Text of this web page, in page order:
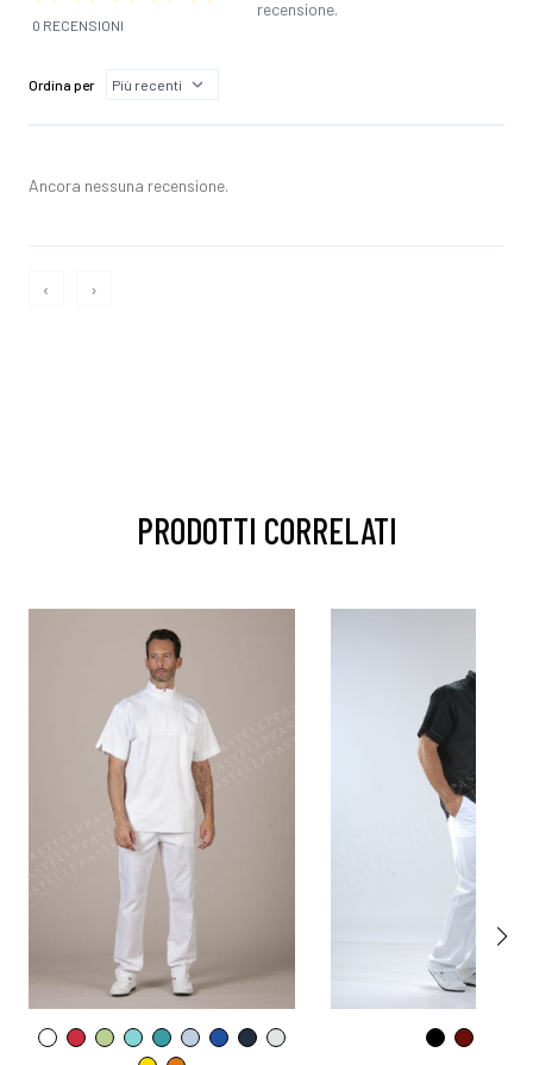
0 RECENSIONI
recensione.
Ordina per
Ancora nessuna recensione.
‹ ›
PRODOTTI CORRELATI